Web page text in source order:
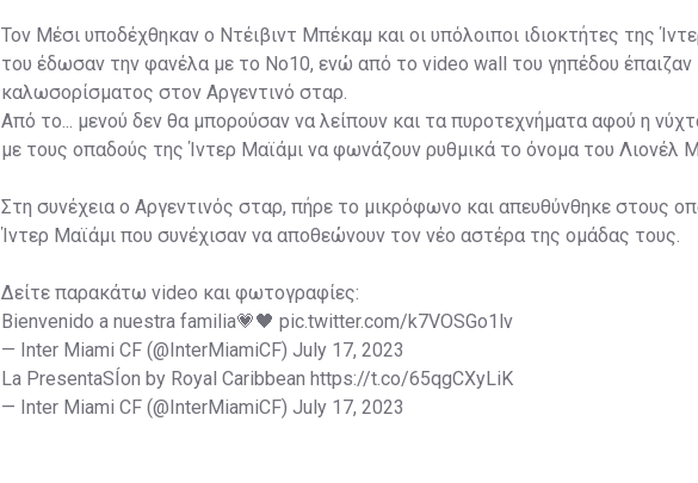
Τον Μέσι υποδέχθηκαν ο Ντέιβιντ Μπέκαμ και οι υπόλοιποι ιδιοκτήτες της
του έδωσαν την φανέλα με το Νο10, ενώ από το video wall του γηπέδου έπαιζαν
καλωσορίσματος στον Αργεντινό σταρ.
Από το... μενού δεν θα μπορούσαν να λείπουν και τα πυροτεχνήματα αφού η
με τους οπαδούς της Ίντερ Μαϊάμι να φωνάζουν ρυθμικά το όνομα του Λιονέλ
Στη συνέχεια ο Αργεντινός σταρ, πήρε το μικρόφωνο και απευθύνθηκε στους
Ίντερ Μαϊάμι που συνέχισαν να αποθεώνουν τον νέο αστέρα της ομάδας τους.
Δείτε παρακάτω video και φωτογραφίες:
Bienvenido a nuestra familia💗🖤 pic.twitter.com/k7VOSGo1lv
— Inter Miami CF (@InterMiamiCF) July 17, 2023
La PresentaSÍon by Royal Caribbean https://t.co/65qgCXyLiK
— Inter Miami CF (@InterMiamiCF) July 17, 2023